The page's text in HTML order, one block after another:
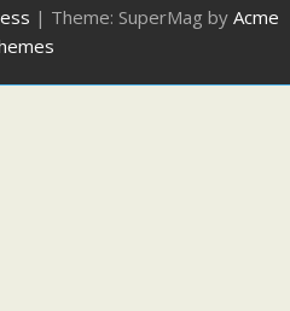
| Theme: SuperMag by Acme